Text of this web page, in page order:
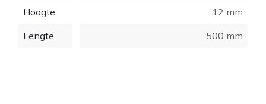
Hoogte
12 mm
Lengte
500 mm